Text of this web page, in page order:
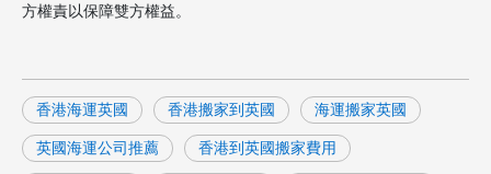
方權責以保障雙方權益。
香港海運英國 香港搬家到英國 海運搬家英國
英國海運公司推薦 香港到英國搬家費用